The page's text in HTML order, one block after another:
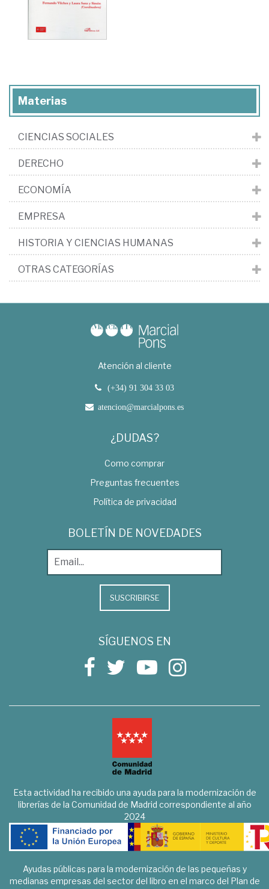
Materias
CIENCIAS SOCIALES
DERECHO
ECONOMÍA
EMPRESA
HISTORIA Y CIENCIAS HUMANAS
OTRAS CATEGORÍAS
Atención al cliente
(+34) 91 304 33 03
atencion@marcialpons.es
¿DUDAS?
Como comprar
Preguntas frecuentes
Política de privacidad
BOLETÍN DE NOVEDADES
SUSCRIBIRSE
SÍGUENOS EN
Esta actividad ha recibido una ayuda para la modernización de
librerías de la Comunidad de Madrid correspondiente al año
2024
Ayudas públicas para la modernización de las pequeñas y
medianas empresas del sector del libro en el marco del Plan de